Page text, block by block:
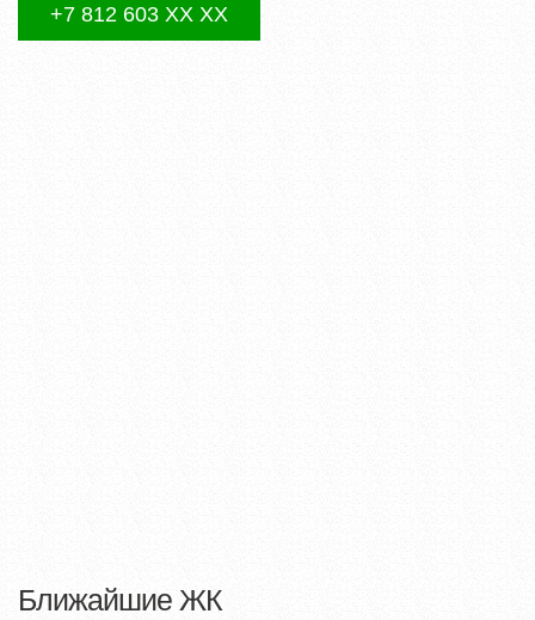
+7 812 603 XX XX
Ближайшие ЖК